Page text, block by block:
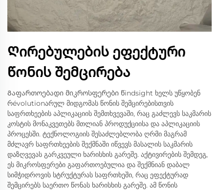
Ღირებულების ეფექტური
წონის შემცირება
Გაფართოებადი მიკროსფერები წindsight ხელს უწყობენ
რévolutionარულ მიდგომას წონის შემცირებისთვის
საფრთხეების აპლიკაციის შემთხვევაში, რაც გაძლევს საკმარის
კოსტის მონაკვეთებს მთლიან პროდუქციისა და აპლიკაციის
პროცესში. ტექნოლოგიის შესაძლებლობა ღრმი მაგრამ
მძლავრ საფრთხეების შექმნაში იწვევს მასალის საკმარის
დაზღვევას გარკვეული ხარისხის გარეშე. აქტივირების შემდეგ,
ეს მიკროსფერები გაფართოებულია და შექმნიან დაბალ
სიმჭიდროვის სტრუქტურას საფრთხეში, რაც ეფექტურად
შემცირებს საერთო წონას ხარისხის გარეშე. ამ წონის